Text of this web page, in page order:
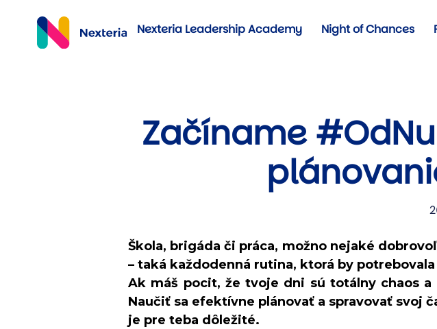
Nexteria Leadership Academy Night of Chances
Začíname
Škola, brigáda či práca, možno nejaké
– taká každodenná rutina, ktorá by
Ak máš pocit, že tvoje dni sú totálny chaos
Naučiť sa efektívne plánovať a spravovať svoj
je pre teba dôležité.